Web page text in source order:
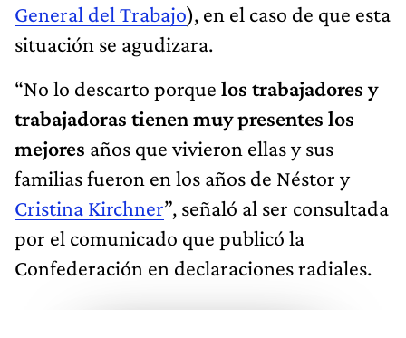
General del Trabajo), en el caso de que esta
situación se agudizara.
“No lo descarto porque los trabajadores y
trabajadoras tienen muy presentes los
mejores años que vivieron ellas y sus
familias fueron en los años de Néstor y
Cristina Kirchner”, señaló al ser consultada
por el comunicado que publicó la
Confederación en declaraciones radiales.